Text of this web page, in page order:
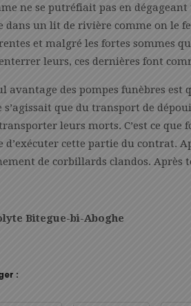
ne se putréfiait pas en
dans un lit de rivière comme on le
et malgré les fortes sommes
leurs, ces dernières font
avantage des pompes funèbres
s’agissait que du transport de
leurs morts. C’est ce que
d’exécuter cette partie du contrat.
de corbillards clandos. Après
Bitegue-bi-Aboghe
: